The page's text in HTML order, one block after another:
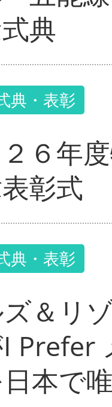
典
典・表彰
６年
彰式
典・表彰
ズ＆リ
I
本で